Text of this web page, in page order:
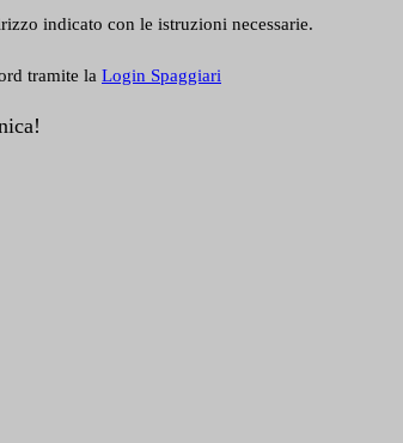
indicato con le istruzioni necessarie.
tramite la Login Spaggiari